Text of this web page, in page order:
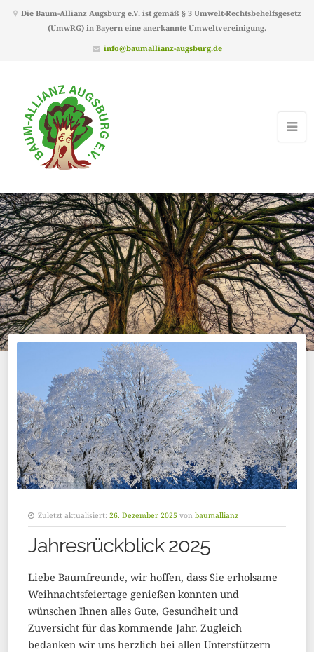
Die Baum-Allianz Augsburg e.V. ist gemäß § 3 Umwelt-Rechtsbehelfsgesetz
(UmwRG) in Bayern eine anerkannte Umweltvereinigung.
info@baumallianz-augsburg.de
Zuletzt aktualisiert: 26. Dezember 2025 von baumallianz
Jahresrückblick 2025
Liebe Baumfreunde, wir hoffen, dass Sie erholsame
Weihnachtsfeiertage genießen konnten und
wünschen Ihnen alles Gute, Gesundheit und
Zuversicht für das kommende Jahr. Zugleich
bedanken wir uns herzlich bei allen Unterstützern